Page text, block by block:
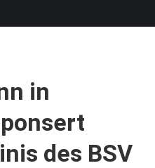
in
des BSV